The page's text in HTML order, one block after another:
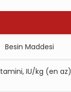
Besin Maddesi
IU/kg (en az)